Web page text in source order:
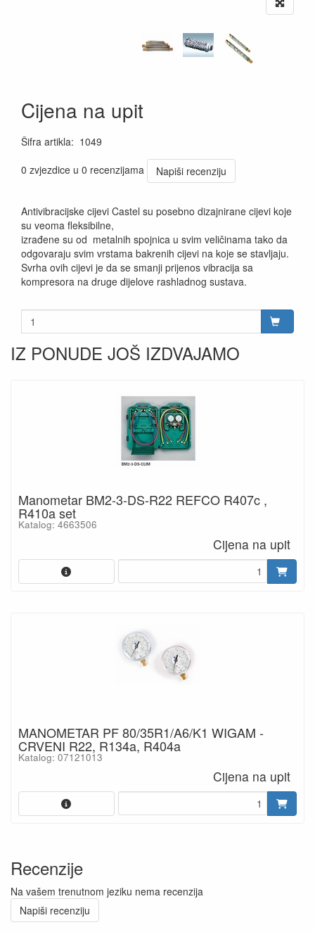
Cijena na upit
Šifra artikla: 1049
0 zvjezdice u 0 recenzijama
Napiši recenziju
Antivibracijske cijevi Castel su posebno dizajnirane cijevi koje
su veoma fleksibilne,
izrađene su od metalnih spojnica u svim veličinama tako da
odgovaraju svim vrstama bakrenih cijevi na koje se stavljaju.
Svrha ovih cijevi je da se smanji prijenos vibracija sa
kompresora na druge dijelove rashladnog sustava.
IZ PONUDE JOŠ IZDVAJAMO
Manometar BM2-3-DS-R22 REFCO R407c ,
R410a set
Katalog: 4663506
Cijena na upit
MANOMETAR PF 80/35R1/A6/K1 WIGAM -
CRVENI R22, R134a, R404a
Katalog: 07121013
Cijena na upit
Recenzije
Na vašem trenutnom jeziku nema recenzija
Napiši recenziju